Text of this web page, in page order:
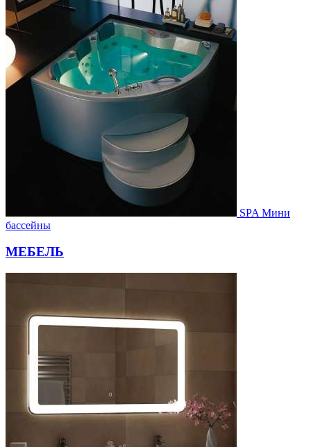
SPA Мини
бассейны
МЕБЕЛЬ